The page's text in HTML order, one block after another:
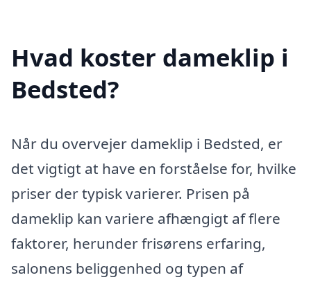
Hvad koster dameklip i
Bedsted?
Når du overvejer dameklip i Bedsted, er
det vigtigt at have en forståelse for, hvilke
priser der typisk varierer. Prisen på
dameklip kan variere afhængigt af flere
faktorer, herunder frisørens erfaring,
salonens beliggenhed og typen af